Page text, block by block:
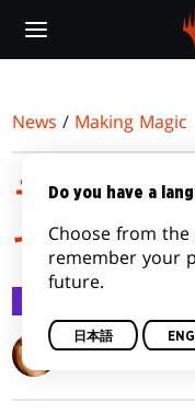
main
News / Making Magic
ラヴニカ
ヤァ！ヤ
Mark
Do you have a
Choose from
remember your
future.
日本語